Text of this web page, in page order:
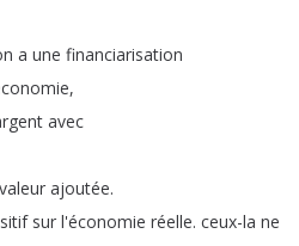
a une financiarisation
,
avec
valeur ajoutée.
sur l'économie réelle. ceux-la ne